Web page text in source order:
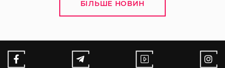
БІЛЬШЕ НОВИН